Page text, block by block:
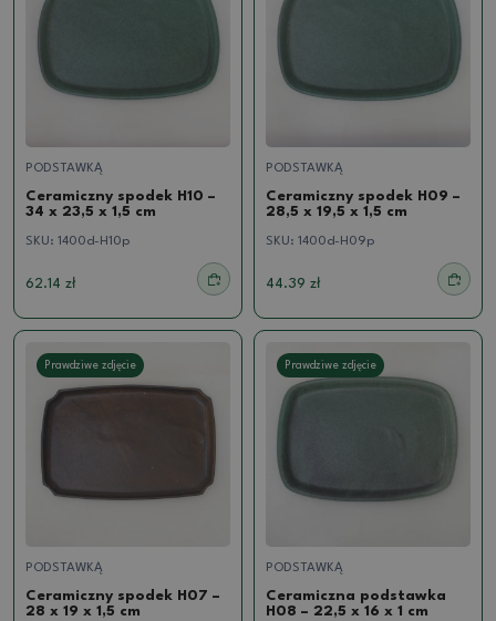
PODSTAWKĄ
Ceramiczny spodek H10 –
34 x 23,5 x 1,5 cm
SKU: 1400d-H10p
62.14 zł
PODSTAWKĄ
Ceramiczny spodek H09 –
28,5 x 19,5 x 1,5 cm
SKU: 1400d-H09p
44.39 zł
Prawdziwe zdjęcie
PODSTAWKĄ
Ceramiczny spodek H07 –
28 x 19 x 1,5 cm
Prawdziwe zdjęcie
PODSTAWKĄ
Ceramiczna podstawka
H08 – 22,5 x 16 x 1 cm